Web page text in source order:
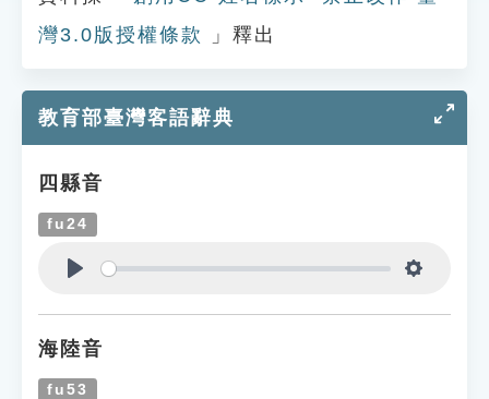
灣3.0版授權條款
」釋出
教育部臺灣客語辭典
四縣音
fu24
海陸音
fu53